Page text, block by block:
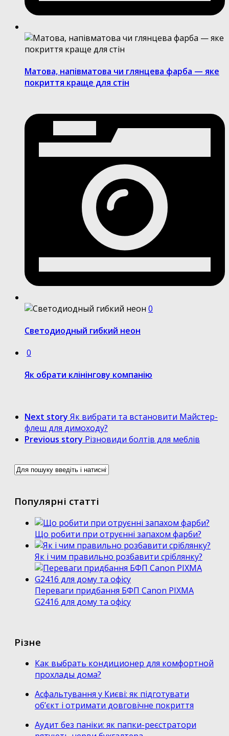
Матова, напівматова чи глянцева фарба — яке
покриття краще для стін
0
Светодиодный гибкий неон
0
Як обрати клінінгову компанію
Next story Як вибрати та встановити Майстер-
флеш для димоходу?
Previous story Різновиди болтів для меблів
Популярні статті
Що робити при отруєнні запахом фарби?
Як і чим правильно розбавити сріблянку?
Переваги придбання БФП Canon PIXMA
G2416 для дому та офісу
Різне
Как выбрать кондиционер для комфортной
прохлады дома?
Асфальтування у Києві: як підготувати
об’єкт і отримати довговічне покриття
Аудит без паніки: як папки-реєстратори